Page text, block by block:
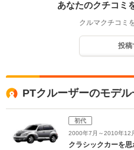
あなたのクチコミ
クルマクチコミ
投稿
PTクルーザーのモデ
初代
2000年7月～2010年12
クラシックカーを